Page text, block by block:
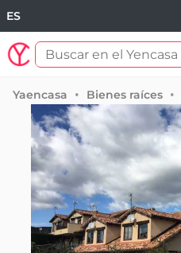
ES
Yaencasa Bienes raíces